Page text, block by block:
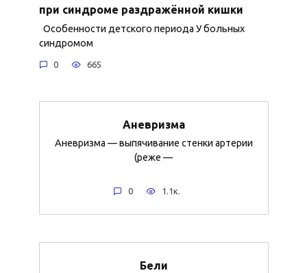
при синдроме раздражённой кишки
Особенности детского периода У больных
синдромом
0 665
Аневризма
Аневризма — выпячивание стенки артерии
(реже —
0 1.1к.
Бели